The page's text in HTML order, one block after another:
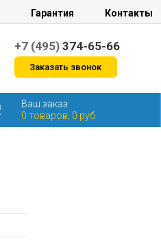
Гарантия Контакты
+7 (495)374-65-66
Заказать звонок
Ваш заказ:
0 товаров, 0 руб